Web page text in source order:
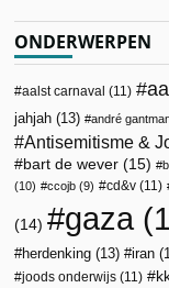
ONDERWERPEN
aalst carnaval (11)
jahjah (13) andré
Antisemitisme &
bart de wever (15)
(10)
ccojb (9) cd&v (11)
(14) gaza
herdenking (13) iran
joods onderwijs (11)